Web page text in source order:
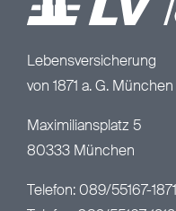
Lebensversicherung
von 1871 a. G. München
Maximiliansplatz 5
80333 München
Telefon: 089/55167-1871